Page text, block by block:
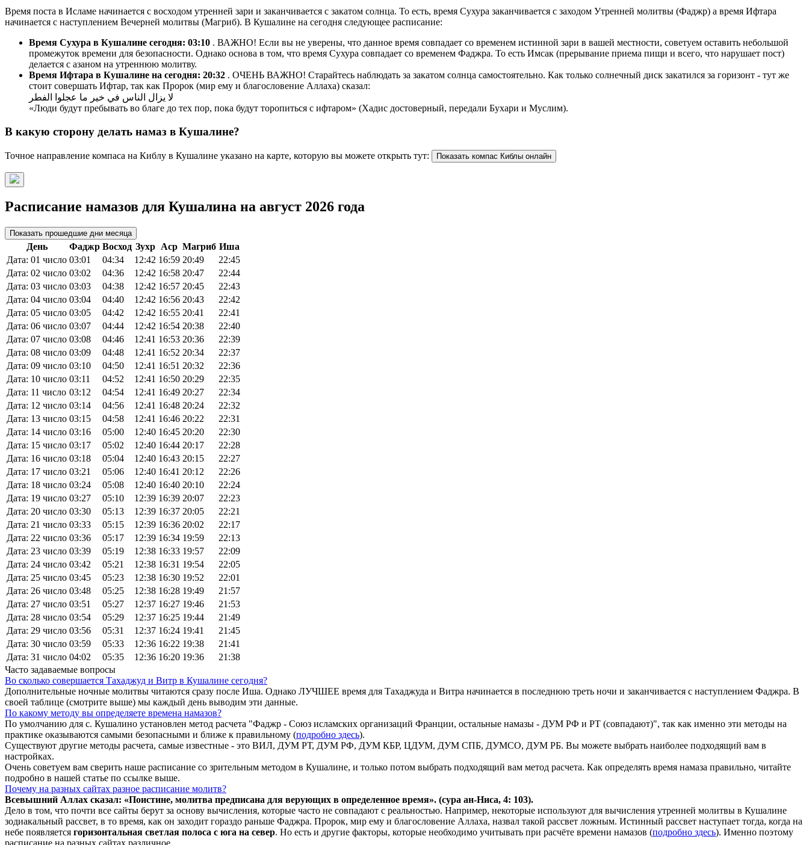
Время поста в Исламе начинается с восходом утренней зари и заканчивается с закатом солнца. То есть, время Сухура заканчивается с заходом Утренней молитвы (Фаджр) а время Ифтара
начинается с наступлением Вечерней молитвы (Магриб). В Кушалине на сегодня следующее расписание:
Время Сухура в Кушалине сегодня: 03:10 . ВАЖНО! Если вы не уверены, что данное время совпадает со временем истинной зари в вашей местности, советуем оставить небольшой
промежуток времени для безопасности. Однако основа в том, что время Сухура совпадает со временем Фаджра. То есть Имсак (прерывание приема пищи и всего, что нарушает пост)
делается с азаном на утреннюю молитву.
Время Ифтара в Кушалине на сегодня: 20:32 . ОЧЕНЬ ВАЖНО! Старайтесь наблюдать за закатом солнца самостоятельно. Как только солнечный диск закатился за горизонт - тут же
стоит совершать Ифтар, так как Пророк (мир ему и благословение Аллаха) сказал:
لا يزال الناس في خير ما عجلوا الفطر
«Люди будут пребывать во благе до тех пор, пока будут торопиться с ифтаром» (Хадис достоверный, передали Бухари и Муслим).
В какую сторону делать намаз в Кушалине?
Точное направление компаса на Киблу в Кушалине указано на карте, которую вы можете открыть тут: Показать компас Киблы онлайн
Расписание намазов для Кушалина на август 2026 года
Показать прошедшие дни месяца
День Фаджр Восход Зухр Аср Магриб Иша
Дата: 01 число 03:01 04:34 12:42 16:59 20:49
22:45
Дата: 02 число 03:02 04:36 12:42 16:58 20:47
22:44
Дата: 03 число 03:03 04:38 12:42 16:57 20:45
22:43
Дата: 04 число 03:04 04:40 12:42 16:56 20:43
22:42
Дата: 05 число 03:05 04:42 12:42 16:55 20:41
22:41
Дата: 06 число 03:07 04:44 12:42 16:54 20:38
22:40
Дата: 07 число 03:08 04:46 12:41 16:53 20:36
22:39
Дата: 08 число 03:09 04:48 12:41 16:52 20:34
22:37
Дата: 09 число 03:10 04:50 12:41 16:51 20:32
22:36
Дата: 10 число 03:11 04:52 12:41 16:50 20:29
22:35
Дата: 11 число 03:12 04:54 12:41 16:49 20:27
22:34
Дата: 12 число 03:14 04:56 12:41 16:48 20:24
22:32
Дата: 13 число 03:15 04:58 12:41 16:46 20:22
22:31
Дата: 14 число 03:16 05:00 12:40 16:45 20:20
22:30
Дата: 15 число 03:17 05:02 12:40 16:44 20:17
22:28
Дата: 16 число 03:18 05:04 12:40 16:43 20:15
22:27
Дата: 17 число 03:21 05:06 12:40 16:41 20:12
22:26
Дата: 18 число 03:24 05:08 12:40 16:40 20:10
22:24
Дата: 19 число 03:27 05:10 12:39 16:39 20:07
22:23
Дата: 20 число 03:30 05:13 12:39 16:37 20:05
22:21
Дата: 21 число 03:33 05:15 12:39 16:36 20:02
22:17
Дата: 22 число 03:36 05:17 12:39 16:34 19:59
22:13
Дата: 23 число 03:39 05:19 12:38 16:33 19:57
22:09
Дата: 24 число 03:42 05:21 12:38 16:31 19:54
22:05
Дата: 25 число 03:45 05:23 12:38 16:30 19:52
22:01
Дата: 26 число 03:48 05:25 12:38 16:28 19:49
21:57
Дата: 27 число 03:51 05:27 12:37 16:27 19:46
21:53
Дата: 28 число 03:54 05:29 12:37 16:25 19:44
21:49
Дата: 29 число 03:56 05:31 12:37 16:24 19:41
21:45
Дата: 30 число 03:59 05:33 12:36 16:22 19:38
21:41
Дата: 31 число 04:02 05:35 12:36 16:20 19:36
21:38
Часто задаваемые вопросы
Во сколько совершается Тахаджуд и Витр в Кушалине сегодня?
Дополнительные ночные молитвы читаются сразу после Иша. Однако ЛУЧШЕЕ время для Тахаджуда и Витра начинается в последнюю треть ночи и заканчивается с наступлением Фаджра. В
своей таблице (смотрите выше) мы каждый день выводим эти данные.
По какому методу вы определяете времена намазов?
По умолчанию для с. Кушалино установлен метод расчета "Фаджр - Союз исламских организаций Франции, остальные намазы - ДУМ РФ и РТ (совпадают)", так как именно эти методы на
практике оказываются самыми безопасными и ближе к правильному (подробно здесь).
Существуют другие методы расчета, самые известные - это ВИЛ, ДУМ РТ, ДУМ РФ, ДУМ КБР, ЦДУМ, ДУМ СПБ, ДУМСО, ДУМ РБ. Вы можете выбрать наиболее подходящий вам в
настройках.
Очень советуем вам сверить наше расписание со зрительным методом в Кушалине, и только потом выбрать подходящий вам метод расчета. Как определять время намаза правильно, читайте
подробно в нашей статье по ссылке выше.
Почему на разных сайтах разное расписание молитв?
Всевышний Аллах сказал: «Поистине, молитва предписана для верующих в определенное время». (сура ан-Ниса, 4: 103).
Дело в том, что почти все сайты берут за основу вычисления, которые часто не совпадают с реальностью. Например, некоторые используют для вычисления утренней молитвы в Кушалине
зодиакальный рассвет, в то время, как он заходит гораздо раньше Фаджра. Пророк, мир ему и благословение Аллаха, назвал такой рассвет ложным. Истинный рассвет наступает тогда, когда на
небе появляется горизонтальная светлая полоса с юга на север. Но есть и другие факторы, которые необходимо учитывать при расчёте времени намазов (подробно здесь). Именно поэтому